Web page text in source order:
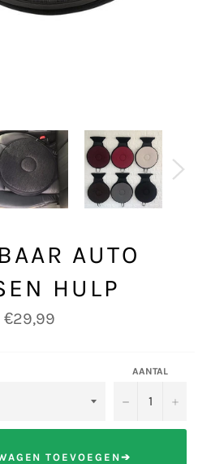
AUTO
HULP
Normale
prijs
€29,99
AANTAL
− +
TOEVOEGEN➔